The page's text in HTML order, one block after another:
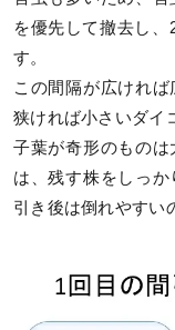
を優先して撤去し
す。
この間隔が広ければ
狭ければ小さいダイ
子葉が奇形のもの
は、残す株をしっ
引き後は倒れやすい